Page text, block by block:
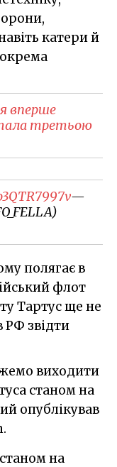
катери й
вперше
третьою
—
полягає в
флот
Тартус ще не
РФ звідти
виходити
станом на
опублікував
на